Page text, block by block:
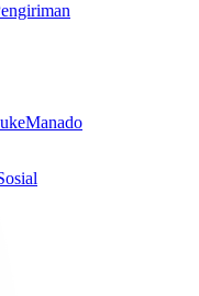
Manado